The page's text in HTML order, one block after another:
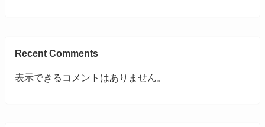
Recent Comments
表示できるコメントはありません。